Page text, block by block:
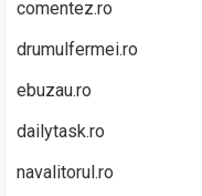
comentez.ro
drumulfermei.ro
ebuzau.ro
dailytask.ro
navalitorul.ro